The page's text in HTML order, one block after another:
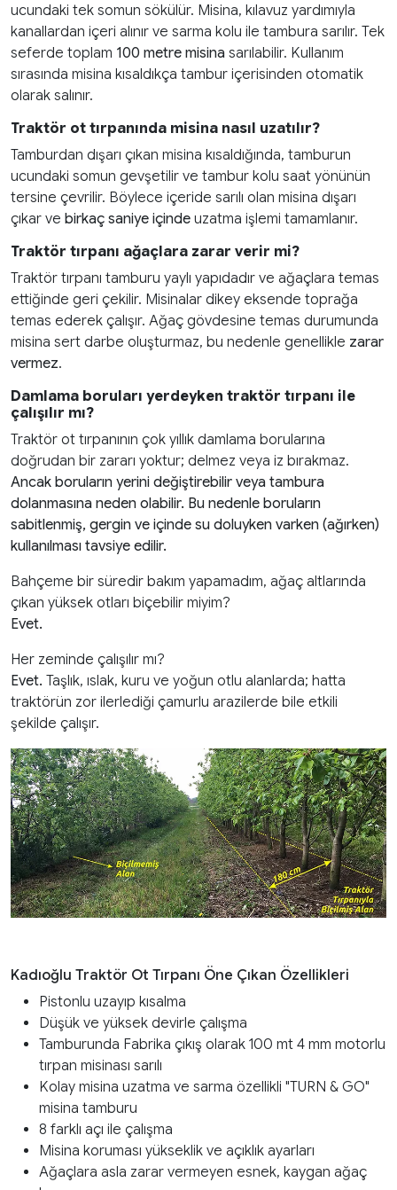
ucundaki tek somun sökülür. Misina, kılavuz yardımıyla
kanallardan içeri alınır ve sarma kolu ile tambura sarılır. Tek
seferde toplam 100 metre misina sarılabilir. Kullanım
sırasında misina kısaldıkça tambur içerisinden otomatik
olarak salınır.
Traktör ot tırpanında misina nasıl uzatılır?
Tamburdan dışarı çıkan misina kısaldığında, tamburun
ucundaki somun gevşetilir ve tambur kolu saat yönünün
tersine çevrilir. Böylece içeride sarılı olan misina dışarı
çıkar ve birkaç saniye içinde uzatma işlemi tamamlanır.
Traktör tırpanı ağaçlara zarar verir mi?
Traktör tırpanı tamburu yaylı yapıdadır ve ağaçlara temas
ettiğinde geri çekilir. Misinalar dikey eksende toprağa
temas ederek çalışır. Ağaç gövdesine temas durumunda
misina sert darbe oluşturmaz, bu nedenle genellikle zarar
vermez.
Damlama boruları yerdeyken traktör tırpanı ile
çalışılır mı?
Traktör ot tırpanının çok yıllık damlama borularına
doğrudan bir zararı yoktur; delmez veya iz bırakmaz.
Ancak boruların yerini değiştirebilir veya tambura
dolanmasına neden olabilir. Bu nedenle boruların
sabitlenmiş, gergin ve içinde su doluyken varken (ağırken)
kullanılması tavsiye edilir.
Bahçeme bir süredir bakım yapamadım, ağaç altlarında
çıkan yüksek otları biçebilir miyim?
Evet.
Her zeminde çalışılır mı?
Evet. Taşlık, ıslak, kuru ve yoğun otlu alanlarda; hatta
traktörün zor ilerlediği çamurlu arazilerde bile etkili
şekilde çalışır.
Kadıoğlu Traktör Ot Tırpanı Öne Çıkan Özellikleri
Pistonlu uzayıp kısalma
Düşük ve yüksek devirle çalışma
Tamburunda Fabrika çıkış olarak 100 mt 4 mm motorlu
tırpan misinası sarılı
Kolay misina uzatma ve sarma özellikli "TURN & GO"
misina tamburu
8 farklı açı ile çalışma
Misina koruması yükseklik ve açıklık ayarları
Ağaçlara asla zarar vermeyen esnek, kaygan ağaç